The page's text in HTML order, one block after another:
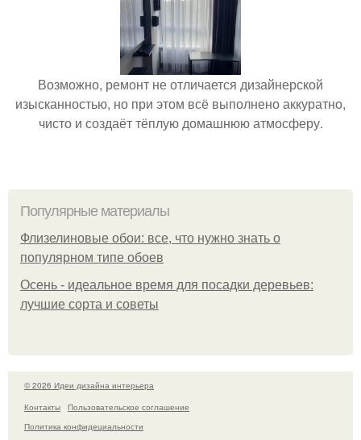
Возможно, ремонт не отличается дизайнерской
изысканностью, но при этом всё выполнено аккуратно,
чисто и создаёт тёплую домашнюю атмосферу.
Популярные материалы
Флизелиновые обои: все, что нужно знать о
популярном типе обоев
Осень - идеальное время для посадки деревьев:
лучшие сорта и советы
© 2026 Идеи дизайна интерьера
Контакты
Пользовательское соглашение
Политика конфидециальности